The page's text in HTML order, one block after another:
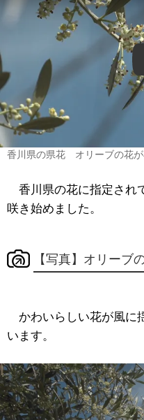
香川県の県花 オリーブの花
香川県の花に指定され
咲き始めました。
【写真】オリーブ
かわいらしい花が風に
います。